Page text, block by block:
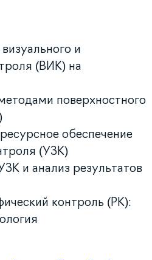
и
(ВИК) на
поверхностного
обеспечение
(УЗК)
и анализ результатов
контроль (РК):